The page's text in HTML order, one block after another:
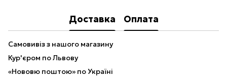
Доставка Оплата
Самовивіз з нашого магазину
Кур'єром по Львову
«Нововю поштою» по Україні